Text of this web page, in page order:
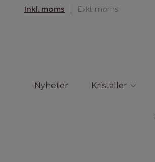
Inkl. moms Exkl. moms
Nyheter Kristaller